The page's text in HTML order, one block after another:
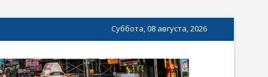
Суббота, 08 августа, 2026